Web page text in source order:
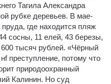
Тагила Александра
рубке деревьев. В мае-
где находится пляж
сосны, 11 елей, 43 березы,
тысяч рублей. «Чёрный
преступление, потому что
природоохранный
Калинин. Но суд